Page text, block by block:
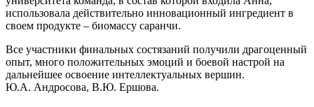
использовала действительно инновационный ингредиент в
своем продукте – биомассу саранчи.
Все участники финальных состязаний получили драгоценный
опыт, много положительных эмоций и боевой настрой на
дальнейшее освоение интеллектуальных вершин.
Ю.А. Андросова, В.Ю. Ершова.